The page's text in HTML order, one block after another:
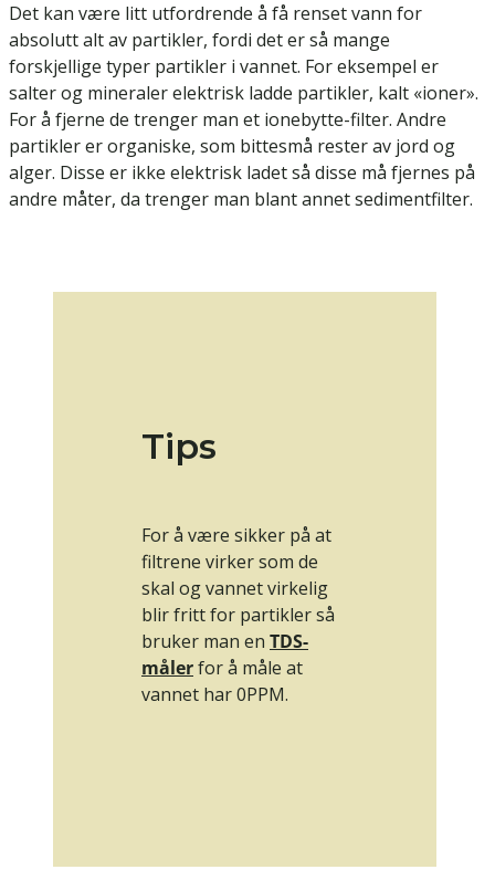
Det kan være litt utfordrende å få renset vann for
absolutt alt av partikler, fordi det er så mange
forskjellige typer partikler i vannet. For eksempel er
salter og mineraler elektrisk ladde partikler, kalt «ioner».
For å fjerne de trenger man et ionebytte-filter. Andre
partikler er organiske, som bittesmå rester av jord og
alger. Disse er ikke elektrisk ladet så disse må fjernes på
andre måter, da trenger man blant annet sedimentfilter.
Tips
For å være sikker på at
filtrene virker som de
skal og vannet virkelig
blir fritt for partikler så
bruker man en TDS-
målerfor å måle at
vannet har 0PPM.